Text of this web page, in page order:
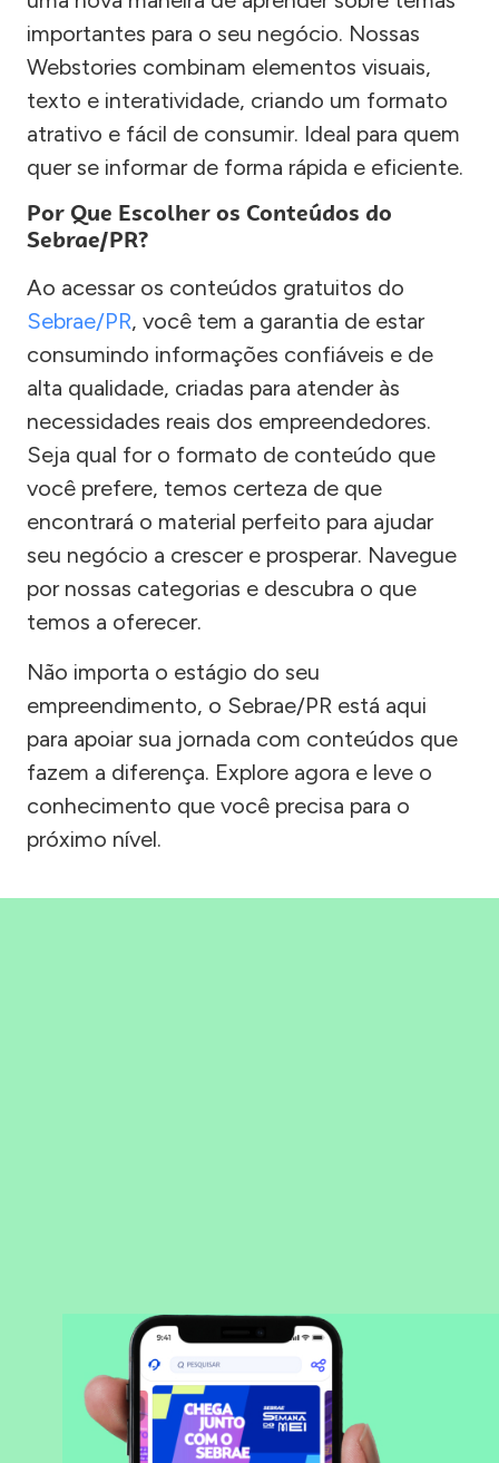
importantes para o seu negócio. Nossas
Webstories combinam elementos visuais,
texto e interatividade, criando um formato
atrativo e fácil de consumir. Ideal para quem
quer se informar de forma rápida e eficiente.
Por Que Escolher os Conteúdos do
Sebrae/PR?
Ao acessar os conteúdos gratuitos do
Sebrae/PR, você tem a garantia de estar
consumindo informações confiáveis e de
alta qualidade, criadas para atender às
necessidades reais dos empreendedores.
Seja qual for o formato de conteúdo que
você prefere, temos certeza de que
encontrará o material perfeito para ajudar
seu negócio a crescer e prosperar. Navegue
por nossas categorias e descubra o que
temos a oferecer.
Não importa o estágio do seu
empreendimento, o Sebrae/PR está aqui
para apoiar sua jornada com conteúdos que
fazem a diferença. Explore agora e leve o
conhecimento que você precisa para o
próximo nível.